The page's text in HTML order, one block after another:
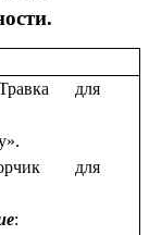
для
для
: